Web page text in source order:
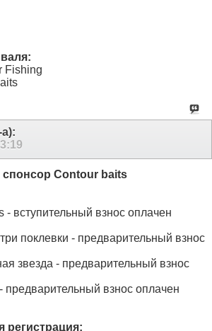
Fishing
Contour baits
- вступительный взнос оплачен
поклевки - предварительный взнос
звезда - предварительный взнос
взнос оплачен
регистрация: